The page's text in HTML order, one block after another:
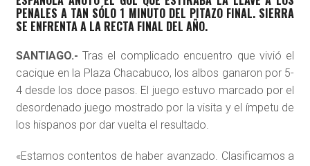
PENALES A TAN SÓLO 1 MINUTO DEL PITAZO FINAL. SIERRA
SE ENFRENTA A LA RECTA FINAL DEL AÑO.
SANTIAGO.-Tras el complicado encuentro que vivió el
cacique en la Plaza Chacabuco, los albos ganaron por 5-
4 desde los doce pasos. El juego estuvo marcado por el
desordenado juego mostrado por la visita y el ímpetu de
los hispanos por dar vuelta el resultado.
«Estamos contentos de haber avanzado. Clasificamos a